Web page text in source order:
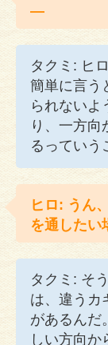
—
タクミ: ヒ
簡単に言う
られないよ
り、一方向
るってい
ヒロ: うん
を通した
タクミ: そ
は、違うカ
があるんだ
しい方向か